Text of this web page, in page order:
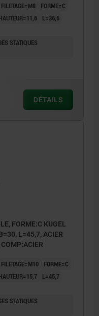
FILETAGE=M8
FORME=C
L=36,6
STATIQUES
DÉTAILS
FORME:C KUGEL
L=45,7, ACIER
FILETAGE=M10
FORME=C
L=45,7
STATIQUES